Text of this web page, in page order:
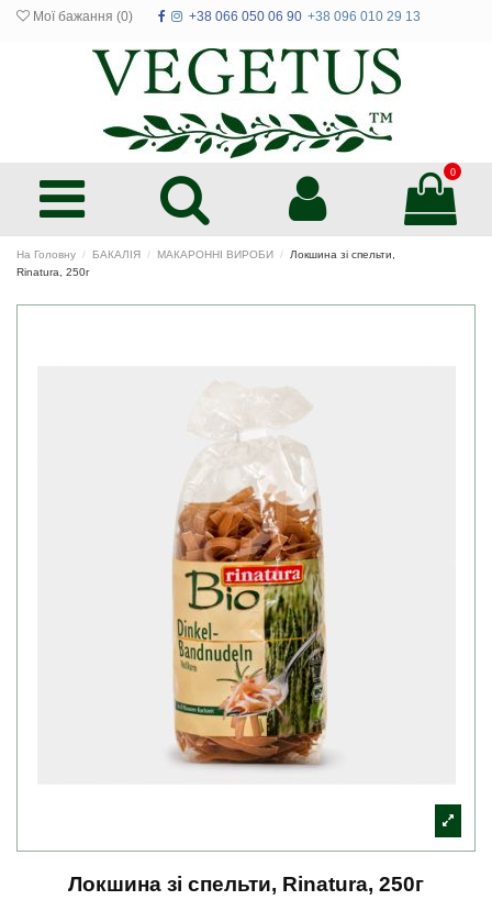
Мої бажання (0) +38 066 050 06 90 +38 096 010 29 13
0
На Головну БАКАЛІЯ МАКАРОННІ ВИРОБИ
Локшина зі спельти,
Rinatura, 250г
Локшина зі спельти, Rinatura, 250г